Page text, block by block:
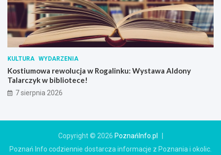
KULTURA WYDARZENIA
Kostiumowa rewolucja w Rogalinku: Wystawa Aldony
Talarczyk w bibliotece!
7 sierpnia 2026
Copyright © 2026 PoznańInfo.pl
Poznań Info codziennie dostarcza informacje z Poznania i okolic.